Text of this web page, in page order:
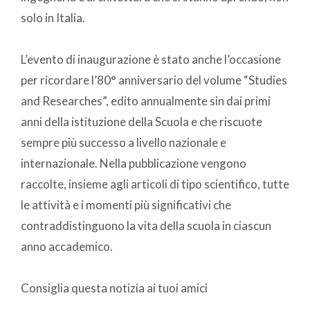
solo in Italia.
L’evento di inaugurazione è stato anche l’occasione
per ricordare l’80° anniversario del volume “Studies
and Researches”, edito annualmente sin dai primi
anni della istituzione della Scuola e che riscuote
sempre più successo a livello nazionale e
internazionale. Nella pubblicazione vengono
raccolte, insieme agli articoli di tipo scientifico, tutte
le attività e i momenti più significativi che
contraddistinguono la vita della scuola in ciascun
anno accademico.
Consiglia questa notizia ai tuoi amici